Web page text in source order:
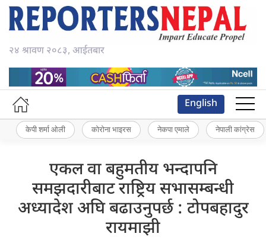
२४ श्रावण २०८३, आईतबार
English
केपी शर्मा ओली कोरोना भाइरस नेकपा एमाले नेपाली कांग्रेस
एकल वा बहुमतीय भन्दापनि
समझदारीबाट राष्ट्रिय सभासम्बन्धी
अध्यादेश अघि बढाउनुपर्छ : टोपबहादुर
रायमाझी